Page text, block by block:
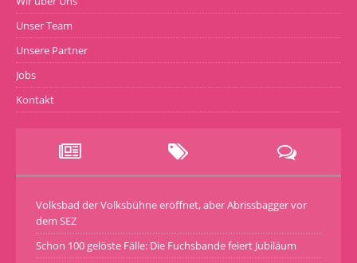
Unser Team
Unsere Partner
Jobs
Kontakt
Volksbad der Volksbühne eröffnet, aber Abrissbagger vor
dem SEZ
Schon 100 gelöste Fälle: Die Fuchsbande feiert Jubiläum